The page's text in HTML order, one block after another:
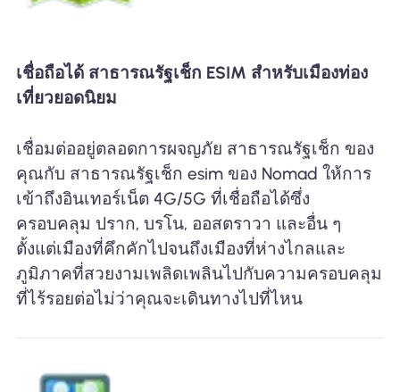
เชื่อถือได้ สาธารณรัฐเช็ก ESIM สำหรับเมืองท่อง
เที่ยวยอดนิยม
เชื่อมต่ออยู่ตลอดการผจญภัย สาธารณรัฐเช็ก ของ
คุณกับ สาธารณรัฐเช็ก esim ของ Nomad ให้การ
เข้าถึงอินเทอร์เน็ต 4G/5G ที่เชื่อถือได้ซึ่ง
ครอบคลุม ปราก, บรโน, ออสตราวา และอื่น ๆ
ตั้งแต่เมืองที่คึกคักไปจนถึงเมืองที่ห่างไกลและ
ภูมิภาคที่สวยงามเพลิดเพลินไปกับความครอบคลุม
ที่ไร้รอยต่อไม่ว่าคุณจะเดินทางไปที่ไหน